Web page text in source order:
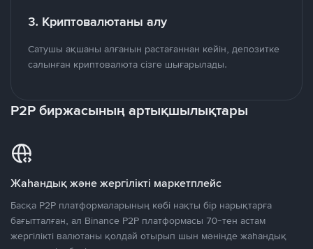
3. Криптовалютаны алу
Сатушы ақшаны алғанын растағаннан кейін, депозитке
салынған криптовалюта сізге шығарылады.
P2P биржасының артықшылықтары
Жаһандық және жергілікті маркетплейс
Басқа P2P платформаларының көбі нақты бір нарықтарға
бағытталған, ал Binance P2P платформасы 70-тен астам
жергілікті валютаны қолдай отырып шын мәнінде жаһандық